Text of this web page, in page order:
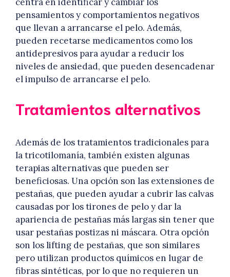
pensamientos y comportamientos negativos
que llevan a arrancarse el pelo. Además,
pueden recetarse medicamentos como los
antidepresivos para ayudar a reducir los
niveles de ansiedad, que pueden desencadenar
el impulso de arrancarse el pelo.
Tratamientos alternativos
Además de los tratamientos tradicionales para
la tricotilomanía, también existen algunas
terapias alternativas que pueden ser
beneficiosas. Una opción son las extensiones de
pestañas, que pueden ayudar a cubrir las calvas
causadas por los tirones de pelo y dar la
apariencia de pestañas más largas sin tener que
usar pestañas postizas ni máscara. Otra opción
son los lifting de pestañas, que son similares
pero utilizan productos químicos en lugar de
fibras sintéticas, por lo que no requieren un